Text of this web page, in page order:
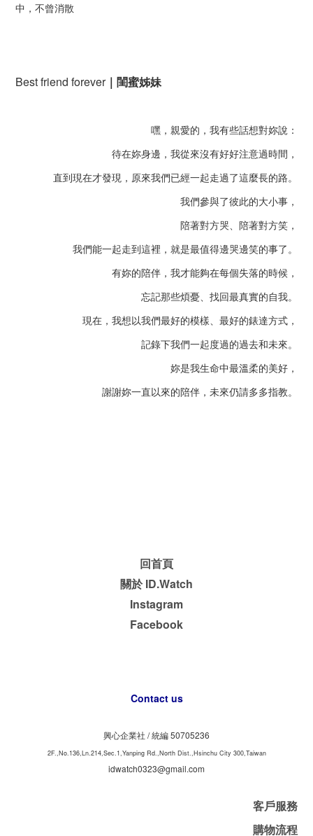
中，不曾消散
Best friend forever｜閨蜜姊妹
嘿，親愛的，我有些話想對妳說：
待在妳身邊，我從來沒有好好注意過時間，
直到現在才發現，原來我們已經一起走過了這麼長的路。
我們參與了彼此的大小事，
陪著對方哭、陪著對方笑，
我們能一起走到這裡，就是最值得邊哭邊笑的事了。
有妳的陪伴， 我才能夠在每個失落的時候，
忘記那些煩憂、找回最真實的自我。
現在，我想以我們最好的模樣、最好的錶達方式，
記錄下我們一起度過的過去和未來。
妳是我生命中最溫柔的美好，
謝謝妳一直以來的陪伴，未來仍請多多指教。
回首頁
關於 ID.Watch
Instagram
Facebook
Contact us
興心企業社 /統編 50705236
2F.,No.136,Ln.214,Sec.1,Yanping Rd.,North Dist.,Hsinchu City 300,Taiwan
idwatch0323@gmail.com
客戶服務
購物流程